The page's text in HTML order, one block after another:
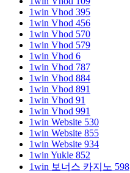
1win Vhod 395
1win Vhod 456
1win Vhod 570
1win Vhod 579
1win Vhod 6
1win Vhod 787
1win Vhod 884
1win Vhod 891
1win Vhod 91
1win Vhod 991
1win Website 530
1win Website 855
1win Website 934
1win Yukle 852
1win 보너스 카지노 598